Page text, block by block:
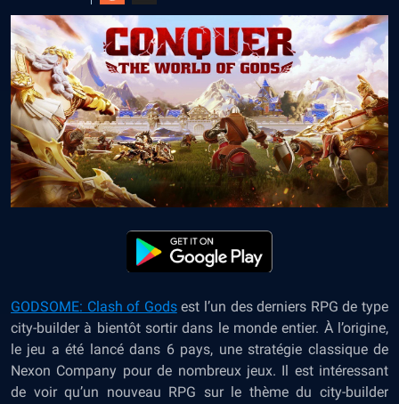
GODSOME: Clash of Godsest l’un des derniers RPG de type
city-builder à bientôt sortir dans le monde entier. À l’origine,
le jeu a été lancé dans 6 pays, une stratégie classique de
Nexon Company pour de nombreux jeux. Il est intéressant
de voir qu’un nouveau RPG sur le thème du city-builder